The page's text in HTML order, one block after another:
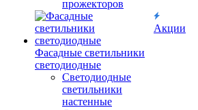
прожекторов
Фасадные светильники
светодиодные
Светодиодные
светильники
настенные
Акции